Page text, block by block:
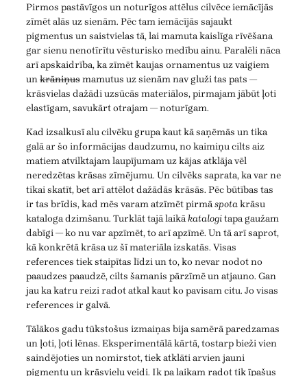
Pirmos pastāvīgos un noturīgos attēlus cilvēce iemācījās
zīmēt alās uz sienām. Pēc tam iemācījās sajaukt
pigmentus un saistvielas tā, lai mamuta kaislīga rīvēšana
gar sienu nenotīrītu vēsturisko medību ainu. Paralēli nāca
arī apskaidrība, ka zīmēt kaujas ornamentus uz vaigiem
unkrāniņusmamutus uz sienām nav gluži tas pats —
krāsvielas dažādi uzsūcās materiālos, pirmajam jābūt ļoti
elastīgam, savukārt otrajam — noturīgam.
Kad izsalkusī alu cilvēku grupa kaut kā saņēmās un tika
galā ar šo informācijas daudzumu, no kaimiņu cilts aiz
matiem atvilktajam laupījumam uz kājas atklāja vēl
neredzētas krāsas zīmējumu. Un cilvēks saprata, ka var ne
tikai skatīt, bet arī attēlot dažādās krāsās. Pēc būtības tas
ir tas brīdis, kad mēs varam atzīmēt pirmāspotakrāsu
kataloga dzimšanu. Turklāt tajā laikākatalogitapa gaužam
dabīgi — ko nu var apzīmēt, to arī apzīmē. Un tā arī saprot,
kā konkrētā krāsa uz šī materiāla izskatās. Visas
references tiek staipītas līdzi un to, ko nevar nodot no
paaudzes paaudzē, cilts šamanis pārzīmē un atjauno. Gan
jau ka katru reizi radot atkal kaut ko pavisam citu. Jo visas
references ir galvā.
Tālākos gadu tūkstošus izmaiņas bija samērā paredzamas
un ļoti, ļoti lēnas. Eksperimentālā kārtā, tostarp bieži vien
saindējoties un nomirstot, tiek atklāti arvien jauni
pigmentu un krāsvielu veidi. Ik pa laikam radot tik īpašus